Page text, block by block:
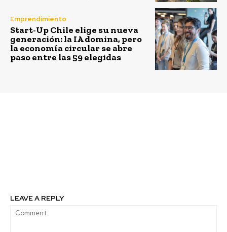
Emprendimiento
Start-Up Chile elige su nueva
generación: la IA domina, pero
la economía circular se abre
paso entre las 59 elegidas
LEAVE A REPLY